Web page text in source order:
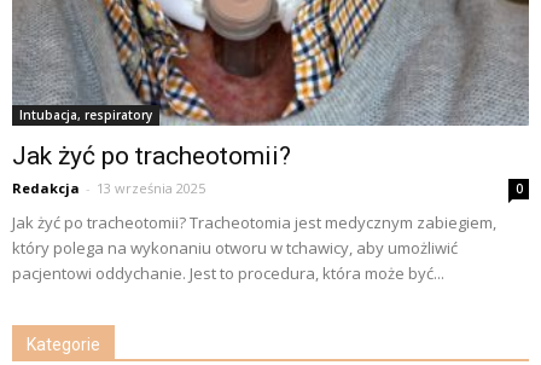
Intubacja, respiratory
Jak żyć po tracheotomii?
Redakcja - 13 września 2025 0
Jak żyć po tracheotomii? Tracheotomia jest medycznym zabiegiem,
który polega na wykonaniu otworu w tchawicy, aby umożliwić
pacjentowi oddychanie. Jest to procedura, która może być...
Kategorie